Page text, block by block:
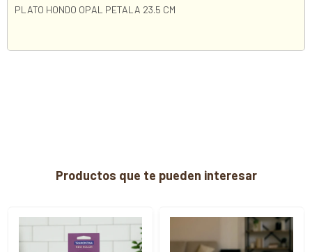
PLATO HONDO OPAL PETALA 23.5 CM
Productos que te pueden interesar